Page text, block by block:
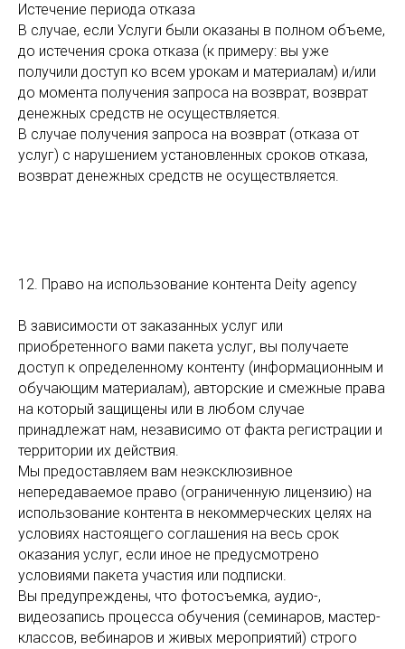
Истечение периода отказа
В случае, если Услуги были оказаны в полном объеме,
до истечения срока отказа (к примеру: вы уже
получили доступ ко всем урокам и материалам) и/или
до момента получения запроса на возврат, возврат
денежных средств не осуществляется.
В случае получения запроса на возврат (отказа от
услуг) с нарушением установленных сроков отказа,
возврат денежных средств не осуществляется.
12. Право на использование контента Deity agency
В зависимости от заказанных услуг или
приобретенного вами пакета услуг, вы получаете
доступ к определенному контенту (информационным и
обучающим материалам), авторские и смежные права
на который защищены или в любом случае
принадлежат нам, независимо от факта регистрации и
территории их действия.
Мы предоставляем вам неэксклюзивное
непередаваемое право (ограниченную лицензию) на
использование контента в некоммерческих целях на
условиях настоящего соглашения на весь срок
оказания услуг, если иное не предусмотрено
условиями пакета участия или подписки.
Вы предупреждены, что фотосъемка, аудио-,
видеозапись процесса обучения (семинаров, мастер-
классов, вебинаров и живых мероприятий) строго